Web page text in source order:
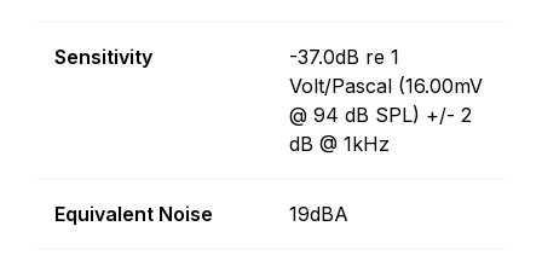
Sensitivity
-37.0dB re 1
Volt/Pascal (16.00mV
@ 94 dB SPL) +/- 2
dB @ 1kHz
Equivalent Noise 19dBA